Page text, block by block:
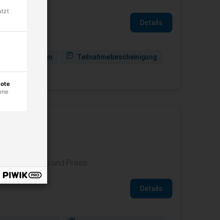
Details
Teilnahmebescheinigung
in Theorie und Praxis.
Details